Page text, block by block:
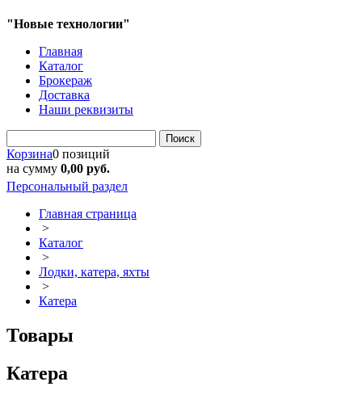
"Новые технологии"
Главная
Каталог
Брокераж
Доставка
Наши реквизиты
Поиск
Корзина0 позиций
на сумму 0,00 руб.
Персональный раздел
Главная страница
>
Каталог
>
Лодки, катера, яхты
>
Катера
Товары
Катера